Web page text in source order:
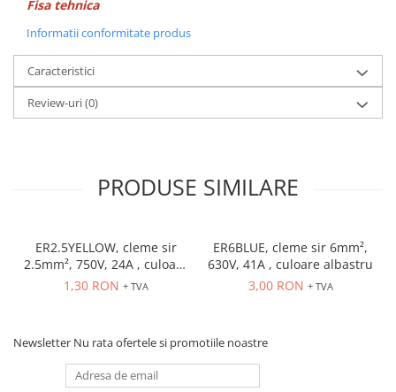
Seria Lyte
Seria PMT&PMC
STEP-PS
TRIO-PS
TRIO-UPS
Butoane si accesorii
Intrerupatoare de protectie
pentru motor
Direct-On-Line Starters
Cam Switches
Cleme sir
Fisa tehnica
Informatii conformitate produs
Caracteristici
Review-uri(0)
PRODUSE SIMILARE
ER2.5YELLOW, cleme sir
2.5mm², 750V, 24A , culoare
galbena
1,30 RON + TVA
ER6BLUE, cleme sir 6mm²,
630V, 41A , culoare albastru
3,00 RON + TVA
Newsletter Nu rata ofertele si promotiile noastre